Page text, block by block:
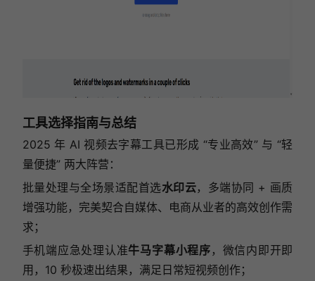
工具选择指南与总结
2025 年 AI 视频去字幕工具已形成 “专业高效” 与 “轻
量便捷” 两大阵营：
批量处理与全场景适配首选水印云，多端协同 + 画质
增强功能，完美契合自媒体、电商从业者的高效创作需
求；
手机端应急处理认准牛马字幕小程序 ，微信内即开即
用，10 秒极速出结果，满足日常短视频创作；